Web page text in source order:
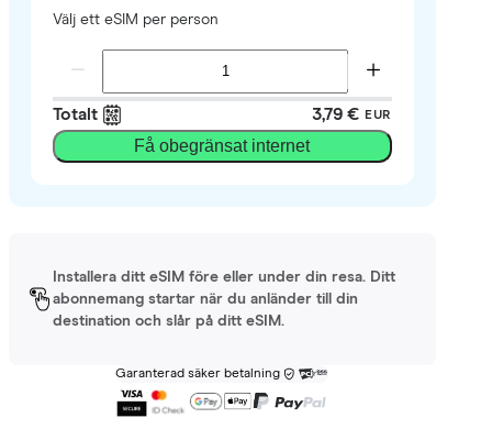
Välj ett eSIM per person
Totalt 3,79 € EUR
Få obegränsat internet
Installera ditt eSIM före eller under din resa. Ditt
abonnemang startar när du anländer till din
destination och slår på ditt eSIM.
Garanterad säker betalning